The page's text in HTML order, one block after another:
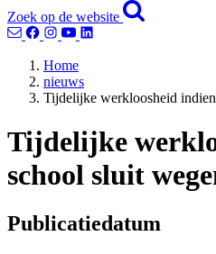
Zoek op de website
Home
nieuws
Tijdelijke werkloosheid
Tijdelijke
school sluit
Publicatiedatum